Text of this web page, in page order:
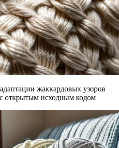
жаккардовых узоров
открытым исходным кодом